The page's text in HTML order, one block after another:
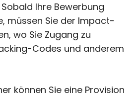
Ihre Bewerbung
müssen Sie der Impact-
wo Sie Zugang zu
Codes und anderem
können Sie eine Provision